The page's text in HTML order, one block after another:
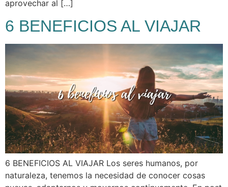
aprovechar al […]
6 BENEFICIOS AL VIAJAR
6 BENEFICIOS AL VIAJAR Los seres humanos, por
naturaleza, tenemos la necesidad de conocer cosas